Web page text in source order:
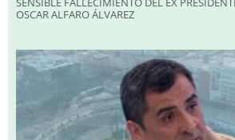
OSCAR ALFARO ÁLVAREZ